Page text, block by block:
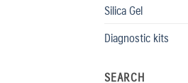
Silica Gel
Diagnostic kits
SEARCH